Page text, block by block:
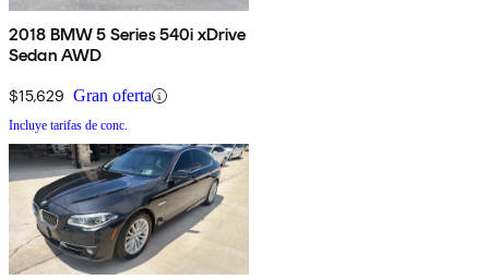
2018 BMW 5 Series 540i xDrive
Sedan AWD
$15,629 Gran oferta
Incluye tarifas de conc.